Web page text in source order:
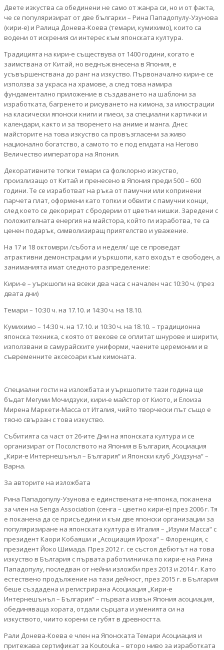
Двете изкуства са обединени не само от жанра си, но и от факта,
че се популяризират от две българки – Рина Пападопулу-Узунова
(кири-е) и Ралица Донева-Коева (темари, кумихимо), които са
водени от искрения си интерес към японската култура.
Традицията на кири-е съществува от 1400 години, когато е
заимствана от Китай, но веднъж внесена в Япония, е
усъвършенствана до ранг на изкуство. Първоначално кири-е се
използва за украса на храмове, а след това намира
фундаментално приложение в създаването на шаблони за
изработката, багренето и рисуването на кимона, за илюстрации
на класически японски книги и пиеси, за специални картички и
календари, както и за творенето на аниме и манга. Днес
майсторите на това изкуство са провъзгласени за живо
национално богатство, а самото то е под егидата на Негово
Величество императора на Япония.
Декоративните топки темари са фолклорно изкуство,
произлизащо от Китай и пренесено в Япония преди 500 – 600
години. Те се изработват на ръка от памучни или копринени
парчета плат, оформени като топки и обвити с памучни конци,
след което се декорират с бродерии от цветни нишки. Заредени с
положителната енергия на майстора, който ги изработва, те са
ценен подарък, символизиращ приятелство и уважение.
На 17 и 18 октомври /събота и неделя/ ще се проведат
атрактивни демонстрации и уъркшопи, като входът е свободен, а
заниманията имат следното разпределение:
Кири-е – уъркшопи на всеки два часа с начален час 10:30 ч. (през
двата дни)
Темари – 10:30 ч. на 17.10. и 14:30 ч. на 18.10.
Кумихимо – 14:30 ч. на 17.10. и 10:30 ч. на 18.10. – традиционна
японска техника, с която от векове се оплитат шнурове и ширити,
използвани в самурайските униформи, чаените церемонии и в
съвременните аксесоари към кимоната.
Специални гости на изложбата и уъркшопите тази година ще
бъдат Мегуми Мочидзуки, кири-е майстор от Киото, и Елоиза
Мирена Маркети-Масса от Италия, чийто творчески път също е
тясно свързан с това изкуство.
Събитията са част от 26-ите Дни на японската култура и се
организират от Посолството на Япония в България, Асоциация
„Кири-е Интернешънъл – България“ и Японски клуб „Кидзуна“ –
Варна.
За авторите на изложбата
Рина Пападопулу-Узунова е единствената не-японка, поканена
за член на Senga Association (сенга – цветно кири-е) през 2006 г. Тя
е поканена да се присъедини и към две японски организации за
популяризиране на японската култура в Италия – „Изуми Масса“ с
президент Каори Кобаяши и „Асоциация Ироха“ – Флоренция, с
президент Йоко Шимада. През 2012 г. се състоя дебютът на това
изкуство в България с първата работилничка по кири-е на Рина
Пападопулу, последван от нейни изложби през 2013 и 2014 г. Като
естествено продължение на тази дейност, през 2015 г. в България
беше създадена и регистрирана Асоциация „Кири-е
Интернешънъл – България“ – първата извън Япония асоциация,
обединяваща хората, отдали сърцата и уменията си на
изкуството, чиито корени се губят в древността.
Рали Донева-Коева е член на Японската Темари Асоциация и
притежава сертификат за Koutouka – второ ниво за изработката